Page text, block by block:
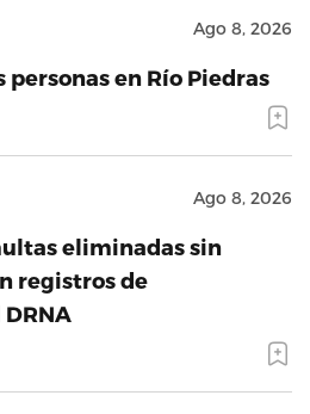
Ago 8, 2026
personas en Río Piedras
Ago 8, 2026
eliminadas sin
registros de